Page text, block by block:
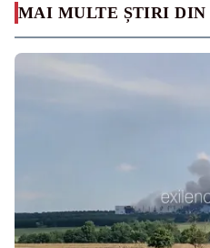
MAI MULTE ȘTIRI DIN